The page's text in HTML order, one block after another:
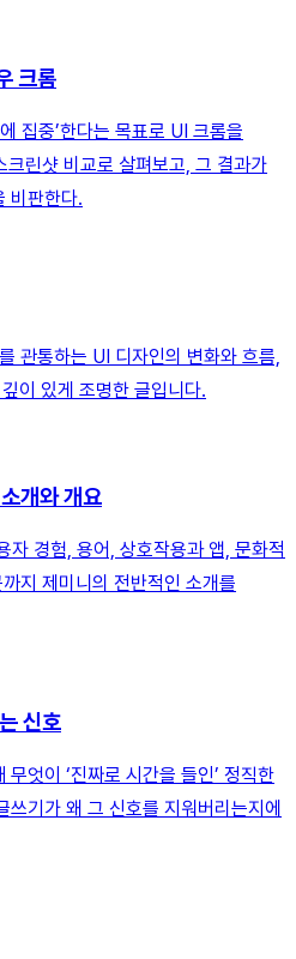
크롬
집중’한다는 목표로 UI 크롬을
린샷 비교로 살펴보고, 그 결과가
비판한다.
관통하는 UI 디자인의 변화와 흐름,
이 있게 조명한 글입니다.
개와 개요
자 경험, 용어, 상호작용과 앱, 문화적
지 제미니의 전반적인 소개를
신호
엇이 ‘진짜로 시간을 들인’ 정직한
기가 왜 그 신호를 지워버리는지에